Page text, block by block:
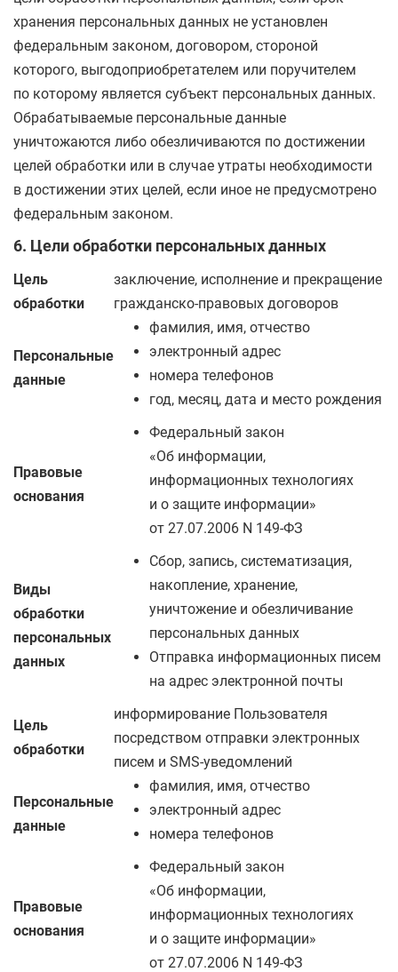
хранения персональных данных не установлен
федеральным законом, договором, стороной
которого, выгодоприобретателем или поручителем
по которому является субъект персональных данных.
Обрабатываемые персональные данные
уничтожаются либо обезличиваются по достижении
целей обработки или в случае утраты необходимости
в достижении этих целей, если иное не предусмотрено
федеральным законом.
6. Цели обработки персональных данных
Цель
обработки
заключение, исполнение и прекращение
гражданско-правовых договоров
Персональные
данные
фамилия, имя, отчество
электронный адрес
номера телефонов
год, месяц, дата и место рождения
Правовые
основания
Федеральный закон
«Об информации,
информационных технологиях
и о защите информации»
от 27.07.2006 N 149-ФЗ
Виды
обработки
персональных
данных
Сбор, запись, систематизация,
накопление, хранение,
уничтожение и обезличивание
персональных данных
Отправка информационных писем
на адрес электронной почты
Цель
обработки
информирование Пользователя
посредством отправки электронных
писем и SMS-уведомлений
Персональные
данные
фамилия, имя, отчество
электронный адрес
номера телефонов
Правовые
основания
Федеральный закон
«Об информации,
информационных технологиях
и о защите информации»
от 27.07.2006 N 149-ФЗ